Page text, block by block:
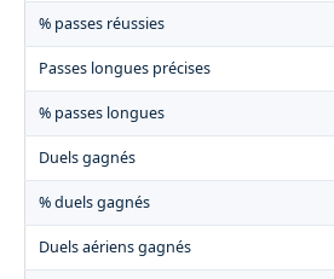
% passes réussies
Passes longues précises
% passes longues
Duels gagnés
% duels gagnés
Duels aériens gagnés